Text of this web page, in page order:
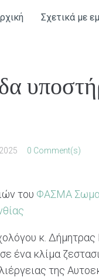
Σχετικά με
0 Comment(s)
του ΦΑΣΜΑ
κ. Δήμητρας
ένα κλίμα
της